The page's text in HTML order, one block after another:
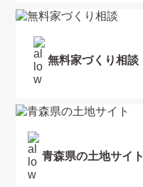
無料家づくり相談
青森県の土地サイト